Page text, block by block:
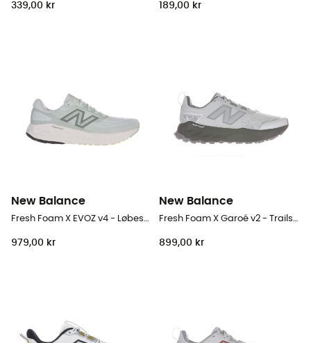
339,00 kr 189,00 kr
New Balance
Fresh Foam X EVOZ v4 - Løbesko - Damer
979,00 kr
New Balance
Fresh Foam X Garoé v2 - Trailsko - Damer
899,00 kr